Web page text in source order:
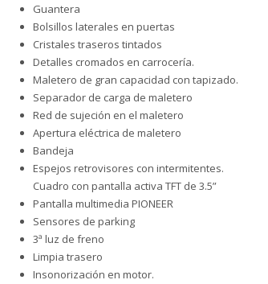
Guantera
Bolsillos laterales en puertas
Cristales traseros tintados
Detalles cromados en carrocería.
Maletero de gran capacidad con tapizado.
Separador de carga de maletero
Red de sujeción en el maletero
Apertura eléctrica de maletero
Bandeja
Espejos retrovisores con intermitentes.
Cuadro con pantalla activa TFT de 3.5”
Pantalla multimedia PIONEER
Sensores de parking
3ª luz de freno
Limpia trasero
Insonorización en motor.